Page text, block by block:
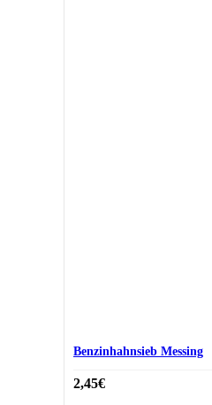
Benzinhahnsieb Messing
2,45€